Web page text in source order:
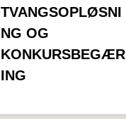
TVANGSOPLØSNI
NG OG
KONKURSBEGÆR
ING